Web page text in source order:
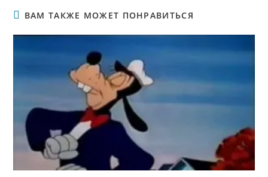
ВАМ ТАКЖЕ МОЖЕТ ПОНРАВИТЬСЯ